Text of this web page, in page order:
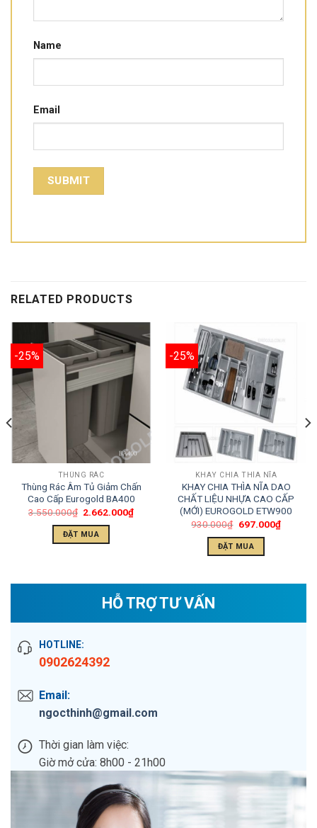
Name
Email
RELATED PRODUCTS
-25%
THÙNG RÁC
Thùng Rác Âm Tủ Giảm Chấn
Cao Cấp Eurogold BA400
3.550.000₫ 2.662.000₫
ĐẶT MUA
-25%
KHAY CHIA THÌA NĨA
KHAY CHIA THÌA NĨA DAO
CHẤT LIỆU NHỰA CAO CẤP
(MỚI) EUROGOLD ETW900
930.000₫ 697.000₫
ĐẶT MUA
HỖ TRỢ TƯ VẤN
HOTLINE:
0902624392
Email:
ngocthinh@gmail.com
Thời gian làm việc:
Giờ mở cửa: 8h00 - 21h00